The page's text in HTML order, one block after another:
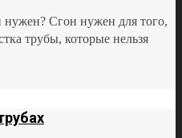
нужен? Сгон нужен для того,
трубы, которые нельзя